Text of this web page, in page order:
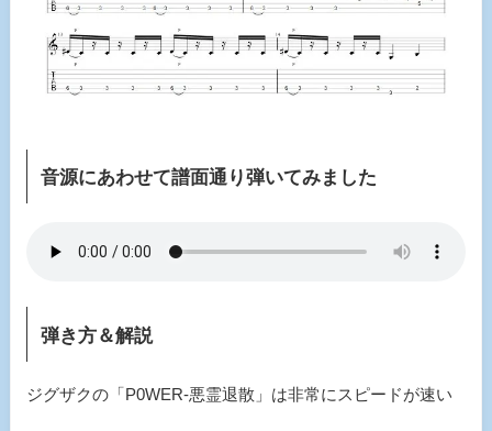
音源にあわせて譜面通り弾いてみました
弾き方＆解説
ジグザクの「P0WER-悪霊退散」は非常にスピードが速い